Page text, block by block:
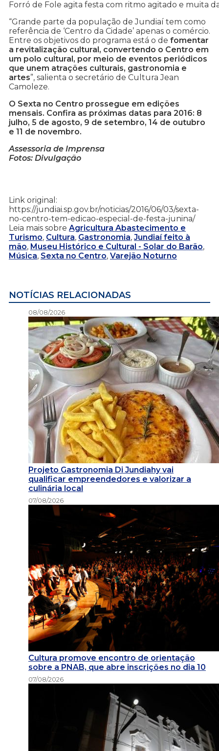
Forró de Fole agita festa com ritmo agitado e muita
“Grande parte da população de Jundiaí tem como
referência de ‘Centro da Cidade’ apenas o comércio.
Entre os objetivos do programa está o de fomentar
a revitalização cultural, convertendo o Centro em
um polo cultural, por meio de eventos periódicos
que unem atrações culturais, gastronomia e
artes”, salienta o secretário de Cultura Jean
Camoleze.
O Sexta no Centro prossegue em edições
mensais. Confira as próximas datas para 2016: 8
julho, 5 de agosto, 9 de setembro, 14 de outubro
e 11 de novembro.
Assessoria de Imprensa
Fotos: Divulgação
Link original:
https://jundiai.sp.gov.br/noticias/2016/06/03/sexta-
no-centro-tem-edicao-especial-de-festa-junina/
Leia mais sobre Agricultura Abastecimento e
Turismo, Cultura, Gastronomia, Jundiaí feito à
mão, Museu Histórico e Cultural - Solar do Barão,
Música, Sexta no Centro, Varejão Noturno
NOTÍCIAS RELACIONADAS
08/08/2026
Projeto Gastronomia Di Jundiahy vai
qualificar empreendedores e valorizar a
culinária local
07/08/2026
Cultura promove encontro de orientação
sobre a PNAB, que abre inscrições no dia 10
07/08/2026